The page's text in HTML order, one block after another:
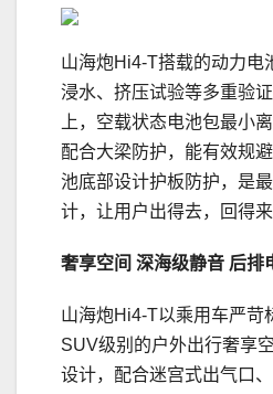
山海炮Hi4-T搭载的动力电
浸水、挤压试验等多重验
上，空载状态电池包最小
配合大梁防护，能有效规
池底部设计护板防护，是
计，让用户出得去，回得来
奢享空间 深海级静音 后排
山海炮Hi4-T以乘用车严苛
SUV级别的户外出行奢享
设计，配合迷宫式出气口